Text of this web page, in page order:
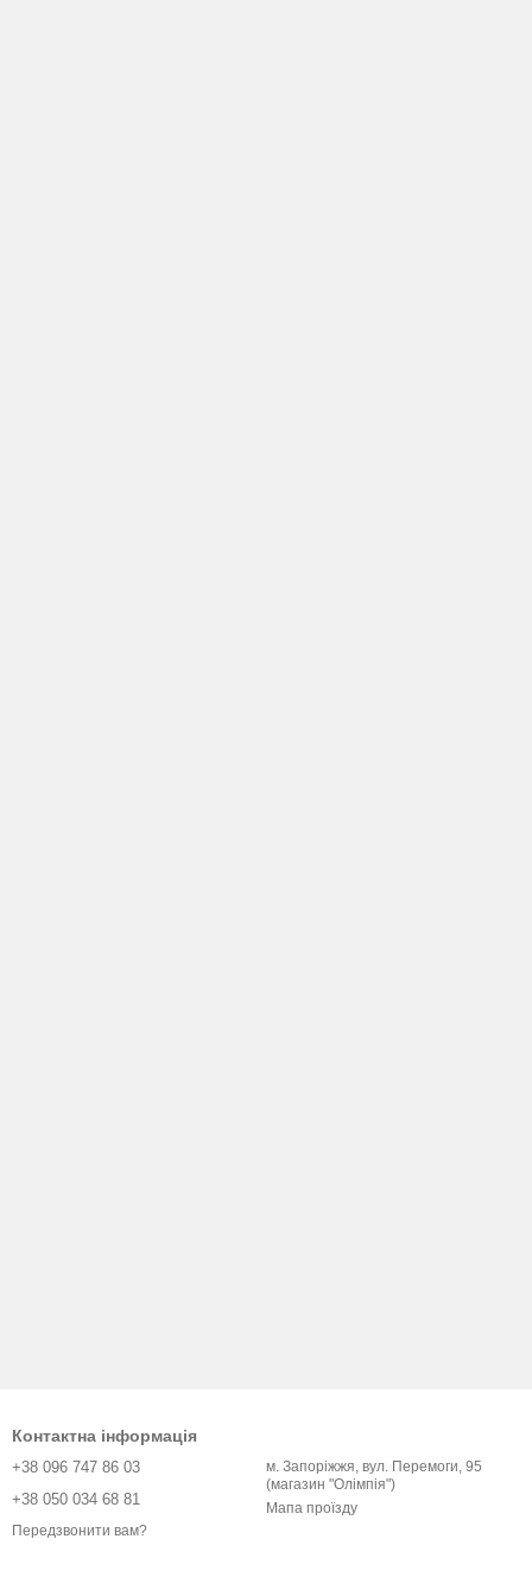
Контактна інформація
+38 096 747 86 03
+38 050 034 68 81
Передзвонити вам?
м. Запоріжжя, вул. Перемоги, 95
(магазин "Олімпія")
Мапа проїзду